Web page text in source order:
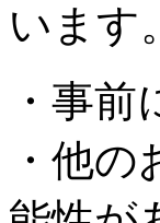
います。
・事
・他